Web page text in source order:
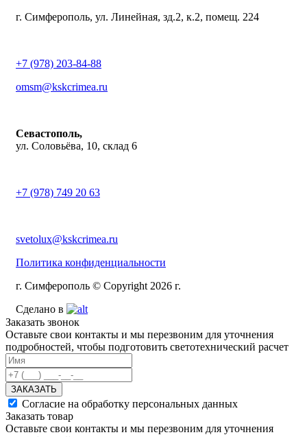
г. Симферополь, ул. Линейная, зд.2, к.2, помещ. 224
+7 (978) 203-84-88
omsm@kskcrimea.ru
Севастополь,
ул. Соловьёва, 10, склад 6
+7 (978) 749 20 63
svetolux@kskcrimea.ru
Политика конфиденциальности
г. Симферополь © Copyright 2026 г.
Сделано в
Заказать звонок
Оставьте свои контакты и мы перезвоним для уточнения
подробностей, чтобы подготовить светотехнический расчет
ЗАКАЗАТЬ
Согласие на обработку персональных данных
Заказать товар
Оставьте свои контакты и мы перезвоним для уточнения